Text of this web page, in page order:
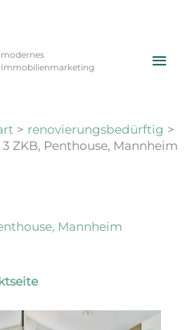
modernes
Immobilienmarketing
renovierungsbedürftig
3 ZKB, Penthouse, Mannheim
2025
Mannheim